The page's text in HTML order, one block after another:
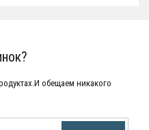
обещаем никакого